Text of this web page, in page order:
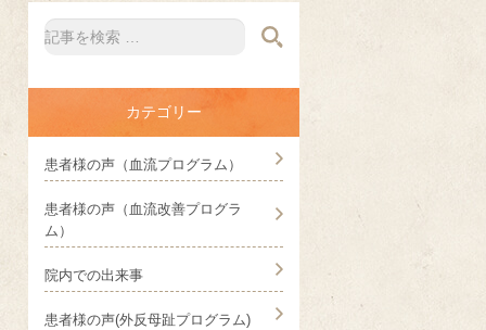
カテゴリー
患者様の声（血流プログラム）
患者様の声（血流改善プログラ
ム）
院内での出来事
患者様の声(外反母趾プログラム)